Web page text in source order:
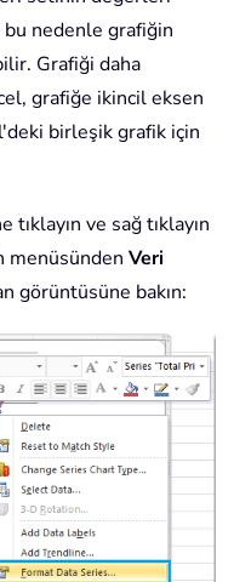
nedenle grafiğin
Grafiği daha
grafiğe ikincil eksen
birleşik grafik için
ve sağ tıklayın
menüsünden Veri
görüntüsüne bakın: